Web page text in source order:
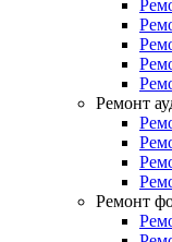
Ремонт
Ремонт